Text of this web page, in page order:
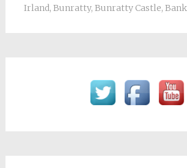
Irland, Bunratty, Bunratty Castle,